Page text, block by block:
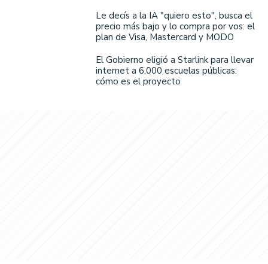
Le decís a la IA "quiero esto", busca el
precio más bajo y lo compra por vos: el
plan de Visa, Mastercard y MODO
El Gobierno eligió a Starlink para llevar
internet a 6.000 escuelas públicas:
cómo es el proyecto